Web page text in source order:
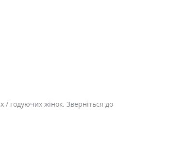
годуючих жінок. Зверніться до